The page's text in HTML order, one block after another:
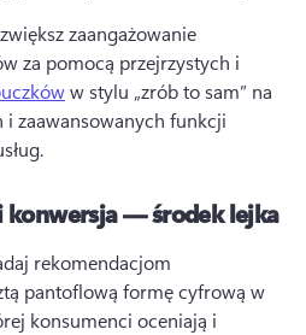
zaangażowanie
za pomocą przejrzystych i
w stylu „zrób to sam” na
zaawansowanych funkcji
konwersja — środek lejka
rekomendacjom
pantoflową formę cyfrową w
konsumenci oceniają i